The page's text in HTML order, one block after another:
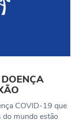
COVID-19 que
mundo estão